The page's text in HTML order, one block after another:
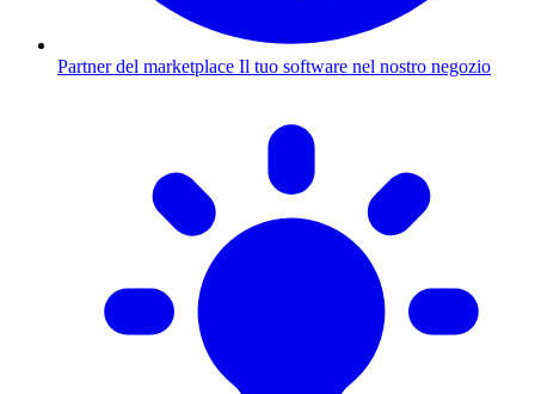
Partner del marketplace Il tuo software nel nostro negozio